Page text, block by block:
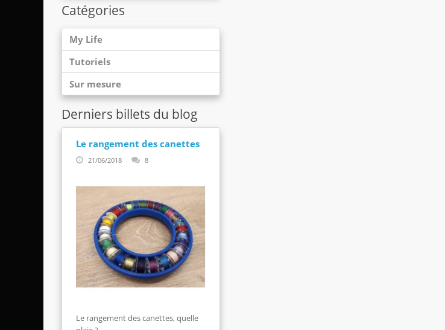
Catégories
My Life
Tutoriels
Sur mesure
Derniers billets du blog
Le rangement des canettes
21/06/2018 8
Le rangement des canettes, quelle